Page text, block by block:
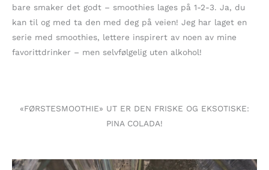
bare smaker det godt – smoothies lages på 1-2-3. Ja, du
kan til og med ta den med deg på veien! Jeg har laget en
serie med smoothies, lettere inspirert av noen av mine
favorittdrinker – men selvfølgelig uten alkohol!
«FØRSTESMOOTHIE» UT ER DEN FRISKE OG EKSOTISKE:
PINA COLADA!